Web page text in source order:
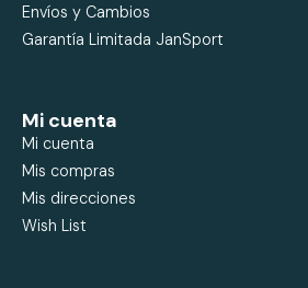
Envíos y Cambios
Garantía Limitada JanSport
Mi cuenta
Mi cuenta
Mis compras
Mis direcciones
Wish List